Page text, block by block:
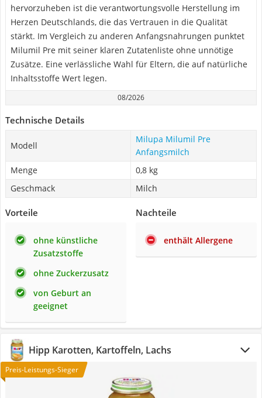
hervorzuheben ist die verantwortungsvolle Herstellung im
Herzen Deutschlands, die das Vertrauen in die Qualität
stärkt. Im Vergleich zu anderen Anfangsnahrungen punktet
Milumil Pre mit seiner klaren Zutatenliste ohne unnötige
Zusätze. Eine verlässliche Wahl für Eltern, die auf natürliche
Inhaltsstoffe Wert legen.
08/2026
Technische Details
Modell
Milupa Milumil Pre
Anfangsmilch
Menge
0,8 kg
Geschmack
Milch
Vorteile
ohne künstliche
Zusatzstoffe
ohne Zuckerzusatz
von Geburt an
geeignet
Nachteile
enthält Allergene
Hipp Karotten, Kartoffeln, Lachs
Preis-Leistungs-Sieger